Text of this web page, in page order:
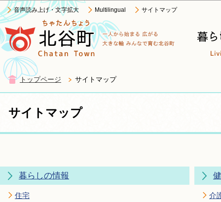
音声読み上げ・文字拡大 Multilingual サイトマップ
トップページ サイトマップ
サイトマップ
暮らしの情報
住宅
介